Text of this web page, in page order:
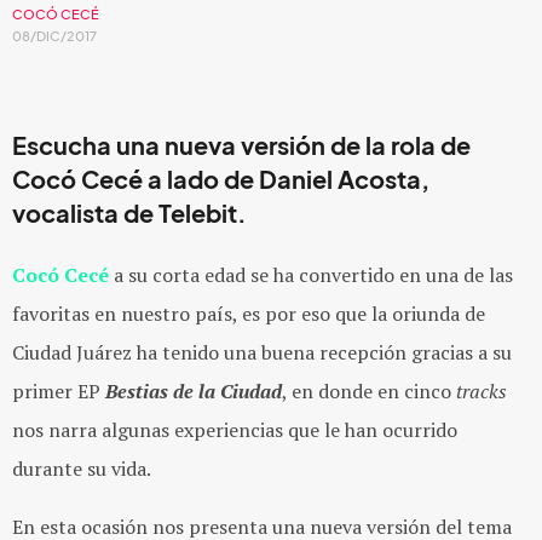
COCÓ CECÉ
08/DIC/2017
Escucha una nueva versión de la rola de
Cocó Cecé a lado de Daniel Acosta,
vocalista de Telebit.
Cocó Cecé a su corta edad se ha convertido en una de las
favoritas en nuestro país, es por eso que la oriunda de
Ciudad Juárez ha tenido una buena recepción gracias a su
primer EPBestias de la Ciudad, en donde en cinco tracks
nos narra algunas experiencias que le han ocurrido
durante su vida.
En esta ocasión nos presenta una nueva versión del tema